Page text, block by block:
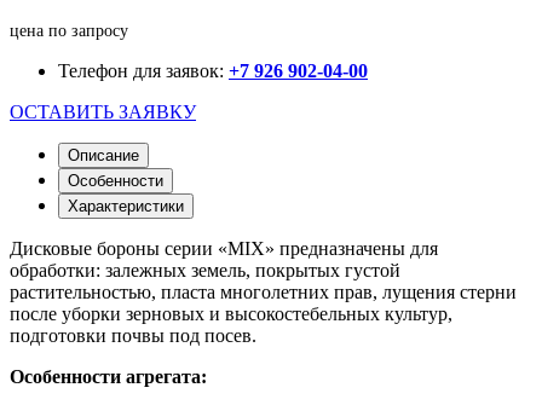
цена по запросу
Телефон для заявок: +7 926 902-04-00
ОСТАВИТЬ ЗАЯВКУ
Описание
Особенности
Характеристики
Дисковые бороны серии «MIX» предназначены для
обработки: залежных земель, покрытых густой
растительностью, пласта многолетних прав, лущения стерни
после уборки зерновых и высокостебельных культур,
подготовки почвы под посев.
Особенности агрегата: